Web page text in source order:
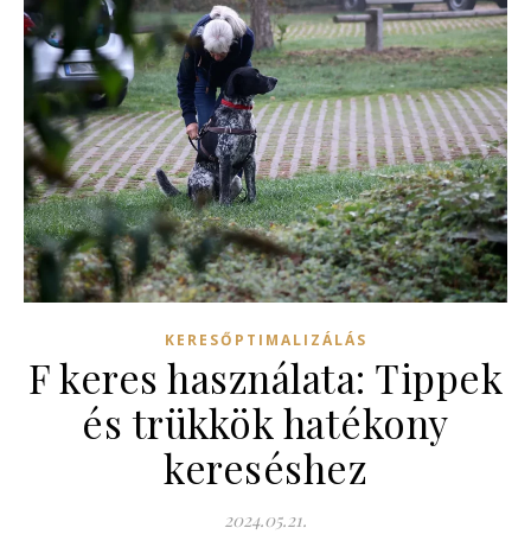
KERESŐPTIMALIZÁLÁS
F keres használata: Tippek
és trükkök hatékony
kereséshez
2024.05.21.